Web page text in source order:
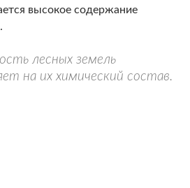
высокое содержание
лесных земель
на их химический состав.